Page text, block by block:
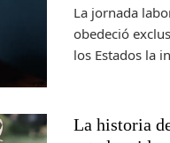
La jornada
obedeció
los Estados la
La historia